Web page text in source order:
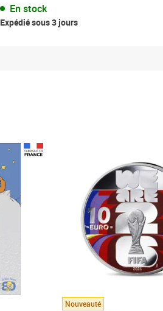
En stock
Expédié sous 3 jours
Nouveauté